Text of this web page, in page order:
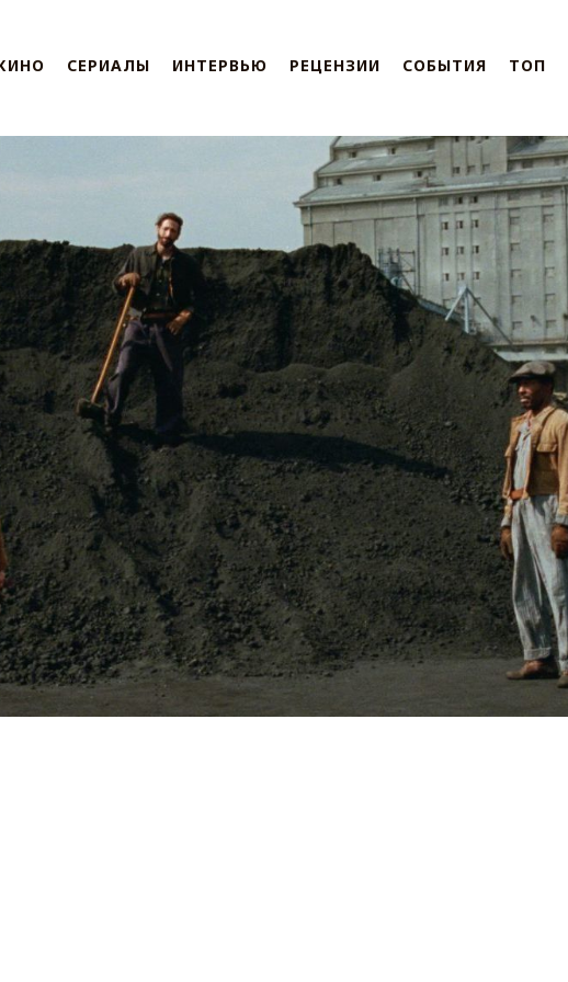
СЕРИАЛЫ ИНТЕРВЬЮ РЕЦЕНЗИИ СОБЫТИЯ ТОП